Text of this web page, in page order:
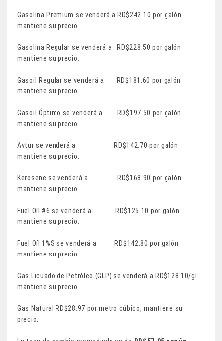
Gasolina Premium se venderá a RD$242.10 por galón
mantiene su precio.
Gasolina Regular se venderá a RD$228.50 por galón
mantiene su precio.
Gasoil Regular se venderá a RD$181.60 por galón
mantiene su precio.
Gasoil Óptimo se venderá a RD$197.50 por galón
mantiene su precio.
Avtur se venderá a RD$142.70 por galón
mantiene su precio.
Kerosene se venderá a RD$168.90 por galón
mantiene su precio.
Fuel Oíl #6 se venderá a RD$125.10 por galón
mantiene su precio.
Fuel Oíl 1%S se venderá a RD$142.80 por galón
mantiene su precio.
Gas Licuado de Petróleo (GLP) se venderá a RD$128.10/gl:
mantiene su precio.
Gas Natural RD$28.97 por metro cúbico, mantiene su
precio.